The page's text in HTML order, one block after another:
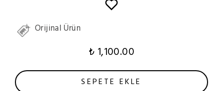
Orijinal Ürün
₺ 1,100.00
SEPETE EKLE